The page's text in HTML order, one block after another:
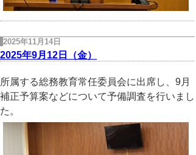
2025年11月14日
2025年9月12日（金）
所属する総務教育常任委員会に出席し、9月
補正予算案などについて予備調査を行いまし
た。